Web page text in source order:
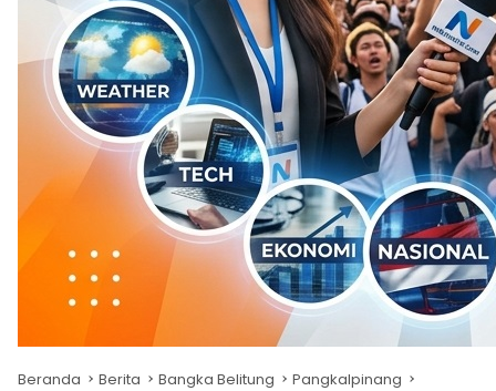
Beranda Berita Bangka Belitung Pangkalpinang